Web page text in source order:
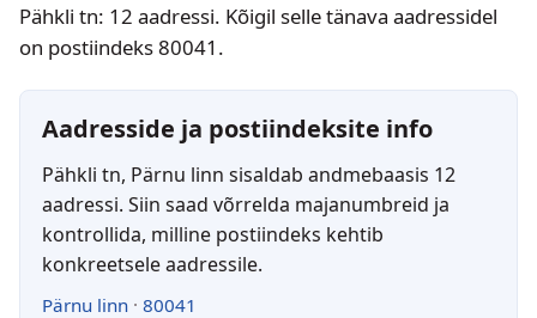
Pähkli tn: 12 aadressi. Kõigil selle tänava aadressidel
on postiindeks 80041.
Aadresside ja postiindeksite info
Pähkli tn, Pärnu linn sisaldab andmebaasis 12
aadressi. Siin saad võrrelda majanumbreid ja
kontrollida, milline postiindeks kehtib
konkreetsele aadressile.
Pärnu linn · 80041